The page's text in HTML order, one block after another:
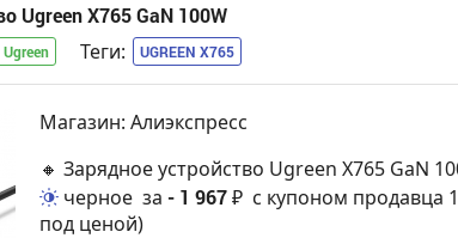
Ugreen X765 GaN 100W
Ugreen Теги: UGREEN X765
Магазин: Алиэкспресс
🔸 Зарядное устройство Ugreen X765 GaN
черное за - 1 967 ₽ с купоном продавца
под ценой)